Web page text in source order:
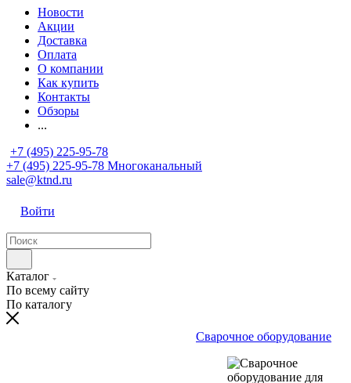
Новости
Акции
Доставка
Оплата
О компании
Как купить
Контакты
Обзоры
...
+7 (495) 225-95-78
+7 (495) 225-95-78 Многоканальный
sale@ktnd.ru
Войти
Каталог
По всему сайту
По каталогу
Сварочное оборудование